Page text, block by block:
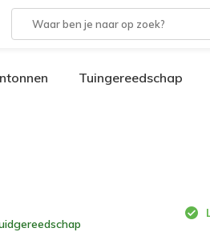
Tuingereedschap